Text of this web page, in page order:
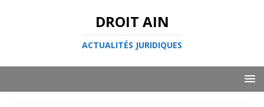
DROIT AIN
ACTUALITÉS JURIDIQUES